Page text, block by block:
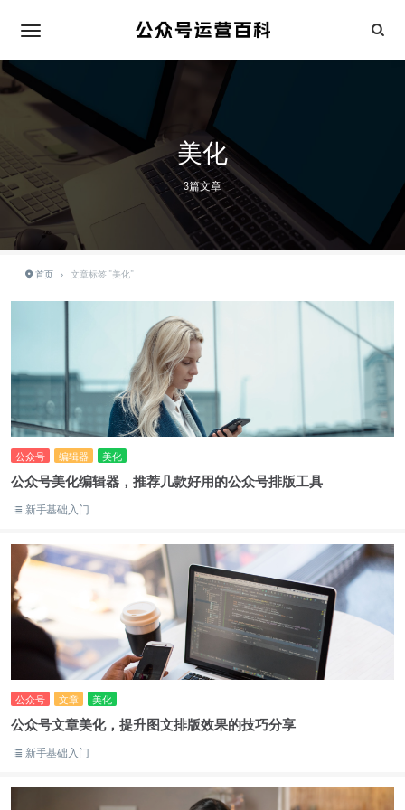
美化
3篇文章
首页 › 文章标签 "美化"
公众号 编辑器 美化
公众号美化编辑器，推荐几款好用的公众号排版工具
新手基础入门
公众号 文章 美化
公众号文章美化，提升图文排版效果的技巧分享
新手基础入门